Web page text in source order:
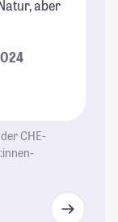
aber
CHE-